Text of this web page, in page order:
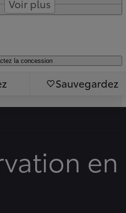
Voir plus
la concession
Sauvegardez
en